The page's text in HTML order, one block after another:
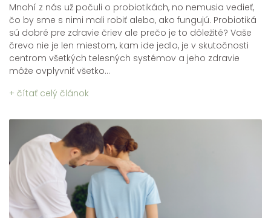
Mnohí z nás už počuli o probiotikách, no nemusia vedieť,
čo by sme s nimi mali robiť alebo, ako fungujú. Probiotiká
sú dobré pre zdravie čriev ale prečo je to dôležité? Vaše
črevo nie je len miestom, kam ide jedlo, je v skutočnosti
centrom všetkých telesných systémov a jeho zdravie
môže ovplyvniť všetko...
+ čítať celý článok